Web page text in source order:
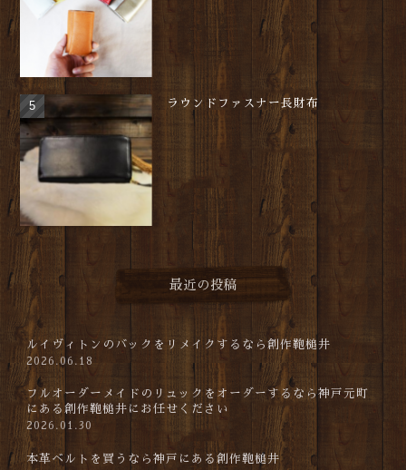
ラウンドファスナー長財布
最近の投稿
ルイヴィトンのバックをリメイクするなら創作鞄槌井
2026.06.18
フルオーダーメイドのリュックをオーダーするなら神戸元町
にある創作鞄槌井にお任せください
2026.01.30
本革ベルトを買うなら神戸にある創作鞄槌井